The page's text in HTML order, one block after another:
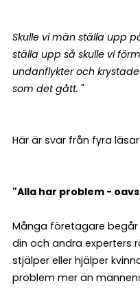
Skulle vi män ställa upp
ställa upp så skulle vi
undanflykter och
som det gått. "
Här är svar från fyra
"Alla har problem -
Många företagare
din och andra experters
stjälper eller hjälper
problem mer än